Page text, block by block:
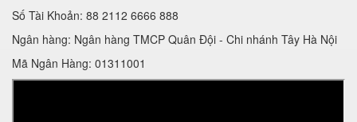
Số Tài Khoản: 88 2112 6666 888
Ngân hàng: Ngân hàng TMCP Quân Đội - Chi nhánh Tây Hà Nội
Mã Ngân Hàng: 01311001